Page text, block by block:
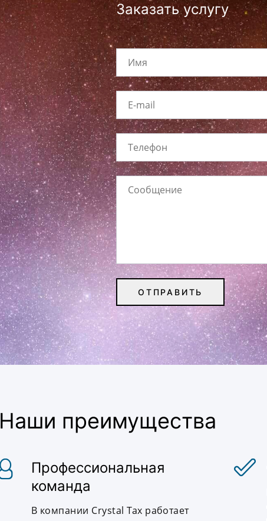
Заказать услугу
Наши преимущества
Профессиональная
команда
В компании Crystal Tax работает